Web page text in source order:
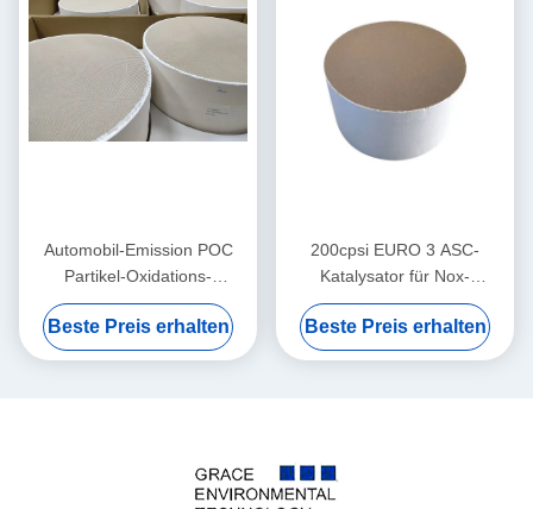
Automobil-Emission POC
Partikel-Oxidations-
Katalysator-
Störungsbesuchs
Katalysator-100cpi
Beste Preis erhalten
200cpsi EURO 3 ASC-
Katalysator für Nox-
Reduzierung durch
Ammoniak-Störungsbesuch
Beste Preis erhalten